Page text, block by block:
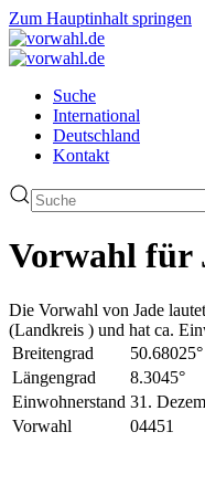
Zum Hauptinhalt springen
Suche
International
Deutschland
Kontakt
Vorwahl für
Die Vorwahl von Jade
(Landkreis ) und hat ca.
Breitengrad
50.68025°
Längengrad
8.3045°
Einwohnerstand 31.
Vorwahl
04451